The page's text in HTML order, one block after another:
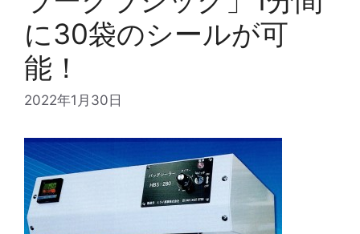
に30袋のシールが可
能！
2022年1月30日